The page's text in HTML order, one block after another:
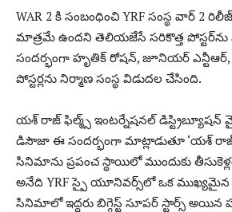
WAR 2 కి సంబంధించి YRF సంస్థ వార్ 2
మాత్రమే ఉందని తెలియజేసే సరికొత్త పోస్టర్‌ను
సందర్భంగా హృతిక్ రోషన్, జూనియర్
పోస్టర్లను నిర్మాణ సంస్థ విడుదల చేసింది.
యశ్ రాజ్ ఫిల్మ్స్ ఇంటర్నేషనల్ డిస్ట్రిబ్యూషన్
డిసౌజా ఈ సందర్భంగా మాట్లాడుతూ ‘యశ్
సినిమాను ప్రపంచ స్థాయిలో ముందుకు
అనేది YRF స్పై యూనివర్స్‌లో ఒక
సినిమాలో ఇద్దరు బిగ్గెస్ట్ సూపర్ స్టార్స్ అయిన